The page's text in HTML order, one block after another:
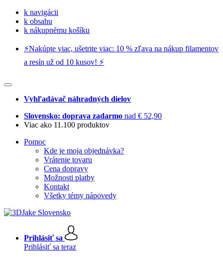
k navigácii
k obsahu
k nákupnému košíku
⚡️Nakúpte viac, ušetrite viac: 10 % zľava na nákup filamentov
a resín už od 10 kusov! ⚡️
Vyhľadávač náhradných dielov
Slovensko: doprava zadarmo nad € 52,90
Viac ako 11.100 produktov
Pomoc
Kde je moja objednávka?
Vrátenie tovaru
Cena dopravy
Možnosti platby
Kontakt
Všetky témy nápovedy
Prihlásiť sa
Prihlásiť sa teraz